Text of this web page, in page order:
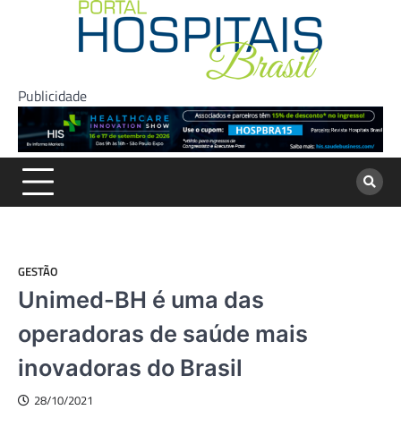
Publicidade
GESTÃO
Unimed-BH é uma das
operadoras de saúde mais
inovadoras do Brasil
28/10/2021